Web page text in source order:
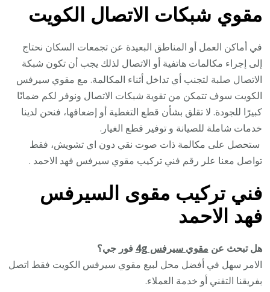
مقوي شبكات الاتصال الكويت
في أماكن العمل أو المناطق البعيدة عن تجمعات السكان نحتاج
إلى إجراء مكالمات هاتفية أو الاتصال لذلك يجب أن تكون شبكة
الاتصال صلبة لتجنب أي تداخل أثناء المكالمة. مع مقوي سيرفس
الكويت سوف تتمكن من تقوية شبكات الاتصال ونوفر لكم ضمانًا
كبيرًا للجودة. لا تقلق بشأن قطع التغطية أو إضعافها، فنحن لدينا
خدمات شاملة للصيانة و توفير قطع الغيار.
ستحصل على مكالمة ذات صوت نقي دون اي تشويش، فقط
تواصل معنا علر رقم فني تركيب مقوي سيرفس فهد الاحمد .
فني تركيب مقوى السيرفس
فهد الاحمد
هل تبحث عن مقوي سيرفس 4g
فور جي؟
الامر سهل في أفضل محل لبيع مقوي سيرفس الكويت فقط اتصل
بفريقنا التقني أو خدمة العملاء.